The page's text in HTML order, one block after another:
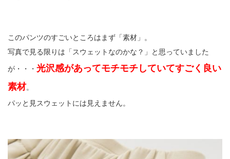
このパンツのすごいところはまず「素材」。
写真で見る限りは「スウェットなのかな？」と思っていました
が・・・ 光沢感があってモチモチしていてすごく良い
素材。
パッと見スウェットには見えません。